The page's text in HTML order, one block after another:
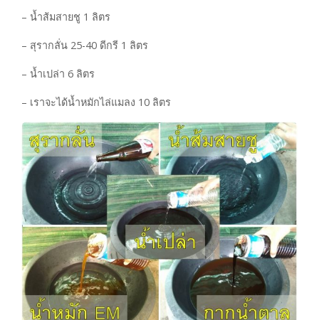
– น้ำส้มสายชู 1 ลิตร
– สุรากลั่น 25-40 ดีกรี 1 ลิตร
– น้ำเปล่า 6 ลิตร
– เราจะได้น้ำหมักไล่แมลง 10 ลิตร